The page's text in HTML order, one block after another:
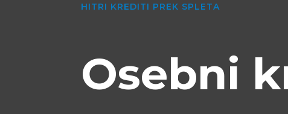
HITRI KREDITI PREK SPLETA
Osebni